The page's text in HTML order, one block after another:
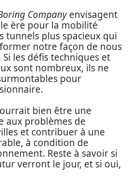
Companyenvisagent
ère pour la mobilité
tunnels plus spacieux qui
notre façon de nous
les défis techniques et
sont nombreux, ils ne
pour
bien être une
aux problèmes de
et contribuer à une
à condition de
Reste à savoir si
verront le jour, et si oui,